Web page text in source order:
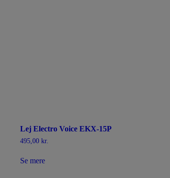
Lej Electro Voice EKX-15P
495,00 kr.
Se mere